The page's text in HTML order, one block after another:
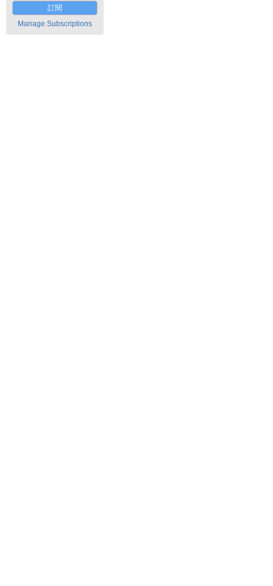
訂閱
Manage Subscriptions